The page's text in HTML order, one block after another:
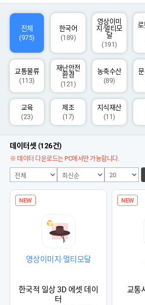
AI 개발지원
고객지원
전체
(975)
한국어
(189)
영상이미
지·멀티모
달
(191)
로
교통물류
(113)
재난안전
환경
(121)
농축수산
(89)
교육
(23)
제조
(17)
지식재산
(11)
데이터셋 (126건)
※ 데이터 다운로드는 PC에서만 가능합니다.
NEW
영상이미지·멀티모달
한국적 일상 3D 에셋 데이
터
NEW
교통